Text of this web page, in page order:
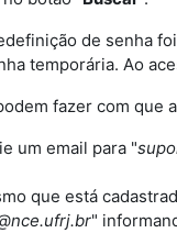
de senha
temporária. Ao
fazer com que
um email para "
que está
"